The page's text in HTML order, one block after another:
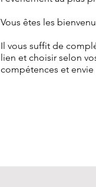
Vous êtes les
Il vous suffit de
lien et choisir selon
compétences et